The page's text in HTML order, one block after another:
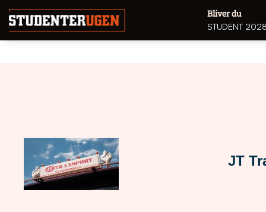
Bliver du
STUDENT 2028
JT